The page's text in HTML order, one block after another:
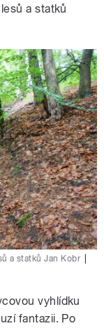
a statků
a statků Jan Kobr
vyhlídku
fantazii. Po